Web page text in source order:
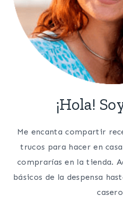
¡Hola!
Me encanta compartir
trucos para hacer en
comprarías en la tienda.
básicos de la despensa